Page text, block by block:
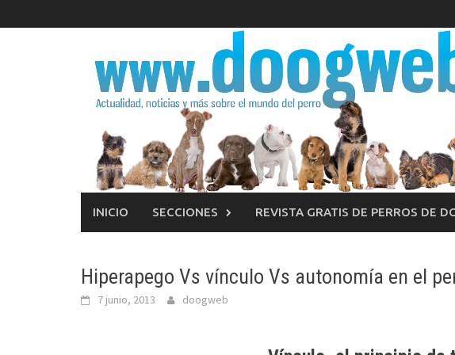
al
INICIO SECCIONES REVISTA GRATIS DE PERROS DE
Hiperapego Vs vínculo Vs autonomía en el
7 junio, 2013 doogweb